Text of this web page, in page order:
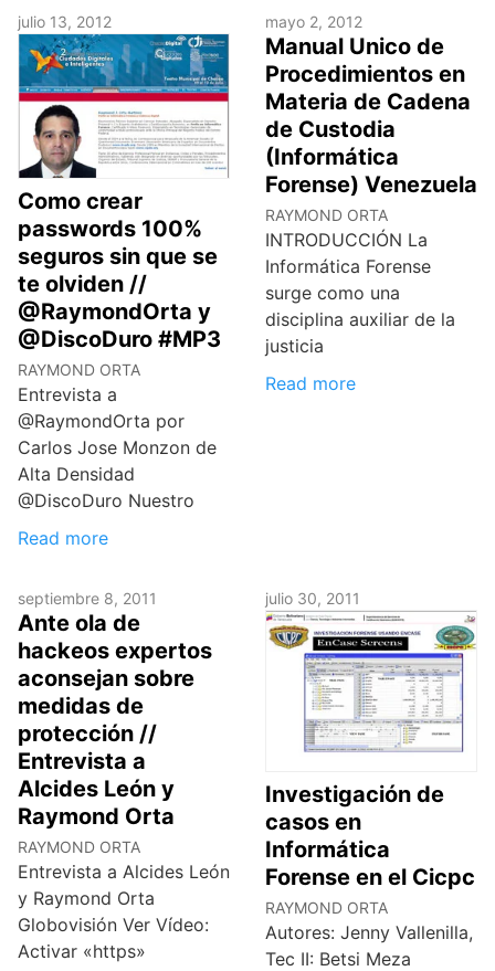
julio 13, 2012
Como crear
passwords 100%
seguros sin que se
te olviden //
@RaymondOrta y
@DiscoDuro #MP3
RAYMOND ORTA
Entrevista a
@RaymondOrta por
Carlos Jose Monzon de
Alta Densidad
@DiscoDuro Nuestro
Read more
mayo 2, 2012
Manual Unico de
Procedimientos en
Materia de Cadena
de Custodia
(Informática
Forense) Venezuela
RAYMOND ORTA
INTRODUCCIÓN La
Informática Forense
surge como una
disciplina auxiliar de la
justicia
Read more
septiembre 8, 2011
Ante ola de
hackeos expertos
aconsejan sobre
medidas de
protección //
Entrevista a
Alcides León y
Raymond Orta
RAYMOND ORTA
Entrevista a Alcides León
y Raymond Orta
Globovisión Ver Vídeo:
Activar «https»
julio 30, 2011
Investigación de
casos en
Informática
Forense en el Cicpc
RAYMOND ORTA
Autores: Jenny Vallenilla,
Tec II: Betsi Meza